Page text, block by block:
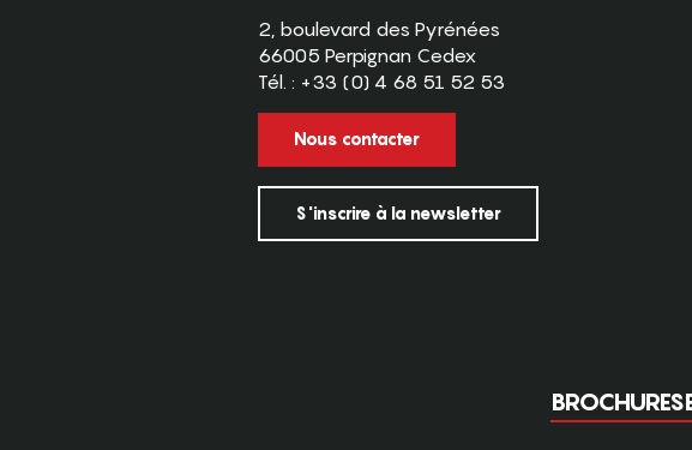
2, boulevard des Pyrénées
66005 Perpignan Cedex
Tél. : +33 (0) 4 68 51 52 53
Nous contacter
S'inscrire à la newsletter
BROCHURES